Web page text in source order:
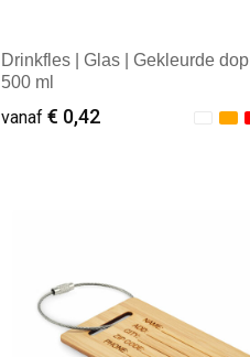
Drinkfles | Glas | Gekleurde dop |
500 ml
vanaf€ 0,42